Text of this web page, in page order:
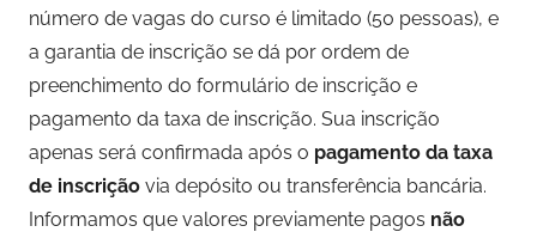
número de vagas do curso é limitado (50 pessoas), e
a garantia de inscrição se dá por ordem de
preenchimento do formulário de inscrição e
pagamento da taxa de inscrição. Sua inscrição
apenas será confirmada após o pagamento da taxa
de inscrição via depósito ou transferência bancária.
Informamos que valores previamente pagos não